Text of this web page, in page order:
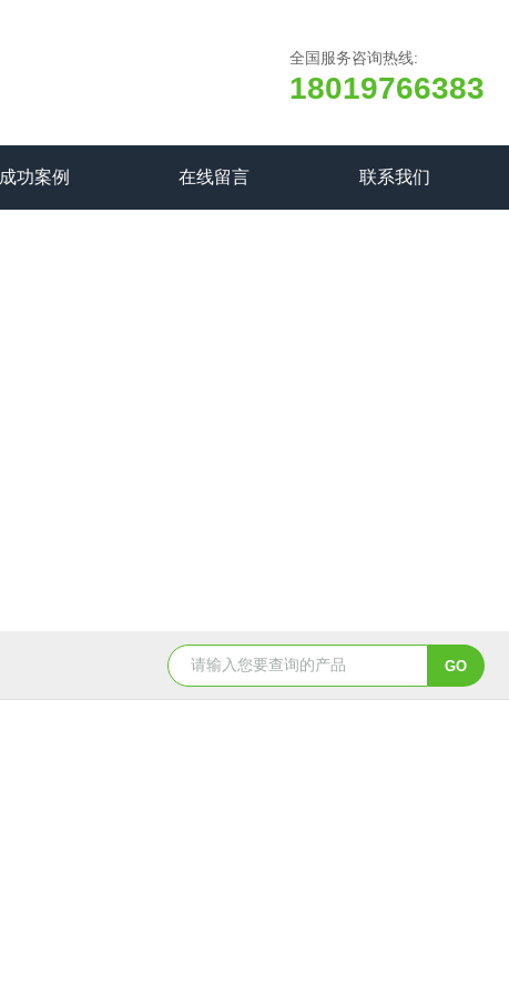
全国服务咨询热线:
18019766383
成功案例 在线留言 联系我们
YSCYS-010臭氧老化试验设备